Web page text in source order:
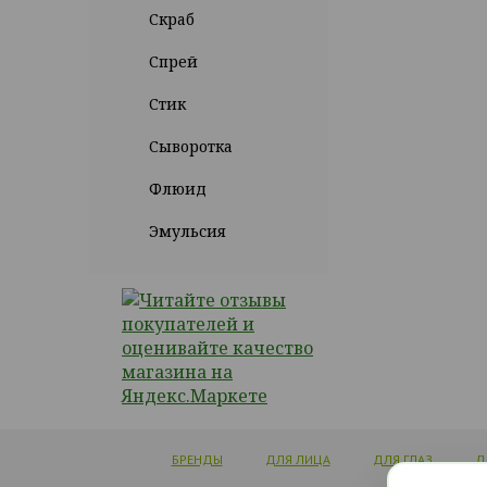
Скраб
Спрей
Стик
Сыворотка
Флюид
Эмульсия
БРЕНДЫ ДЛЯ ЛИЦА ДЛЯ ГЛАЗ